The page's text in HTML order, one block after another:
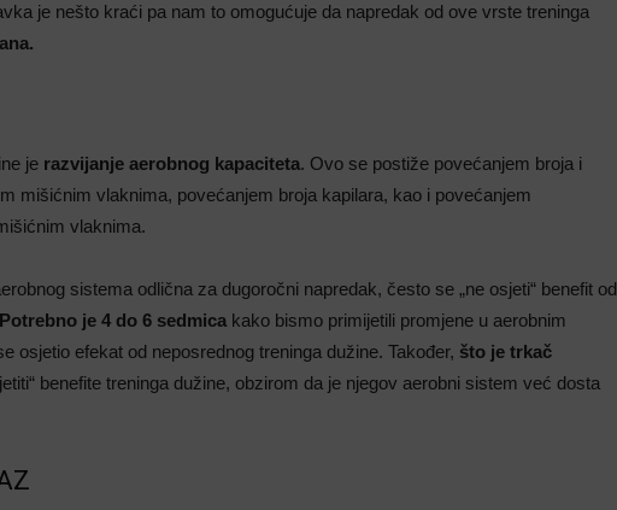
je nešto kraći pa nam to omogućuje da napredak od ove vrste treninga
je razvijanje aerobnog kapaciteta. Ovo se postiže povećanjem broja i
mišićnim vlaknima, povećanjem broja kapilara, kao i povećanjem
vlaknima.
sistema odlična za dugoročni napredak, često se „ne osjeti“ benefit od
Potrebno je 4 do 6 sedmicakako bismo primijetili promjene u aerobnim
osjetio efekat od neposrednog treninga dužine. Također, što je trkač
benefite treninga dužine, obzirom da je njegov aerobni sistem već dosta